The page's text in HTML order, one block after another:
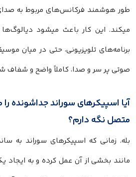
هوشمند فرکانس‌های مربوط به صدای
این کار باعث میشود دیالوگ‌ها و
تلویزیونی، حتی در میان موسیقی
پر سر و صدا، کاملاً واضح و شفاف
اسپیکرهای سوراند جداشونده را
نگه دارم؟
زمانی که اسپیکرهای سوراند به
بخشی از آن عمل کرده و به ایجاد یک